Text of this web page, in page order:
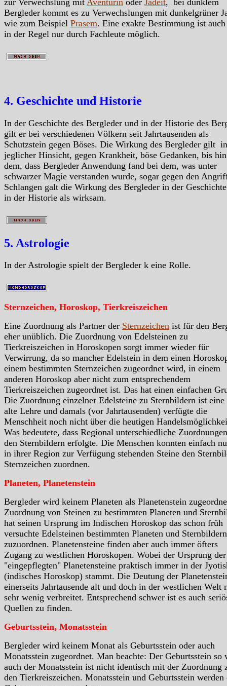
Bergleder kommt es zu Verwechslungen mit dunkelgrüner
wie zum Beispiel Prasem. Eine exakte Bestimmung ist
in der Regel nur durch Fachleute möglich.
4. Geschichte und Historie
In der Geschichte des Bergleder und in der Historie des
gilt er bei verschiedenen Völkern seit Jahrtausenden als
Schutzstein gegen Böses. Die Wirkung des Bergleder gilt in
jeglicher Hinsicht, gegen Krankheit, böse Gedanken, bis
dem, dass Bergleder Anwendung fand bei dem, was unter
schwarzer Magie verstanden wurde, sogar gegen den
Schlangen galt die Wirkung des Bergleder in der
in der Historie als wirksam.
5. Astrologie
In der Astrologie spielt der Bergleder k eine Rolle.
Sternzeichen, Horoskop, Tierkreiszeichen
Eine Zuordnung als Partner der Sternzeichen ist für den
eher unüblich. Die Zuordnung von Edelsteinen zu
Tierkreiszeichen in Horoskopen sorgt immer wieder für
Verwirrung, da so mancher Edelstein in dem einen
einem bestimmten Sternzeichen zugeordnet wird, in einem
anderen Horoskop aber nicht zum entsprechendem
Tierkreiszeichen zugeordnet ist. Das hat einen einfachen
Die Zuordnung einzelner Edelsteine zu Sternbildern ist eine
alte Lehre und damals (vor Jahrtausenden) verfügte die
Menschheit noch nicht über die heutigen
Was bedeutete, dass Regional unterschiedliche
den Sternbildern erfolgte. Die Menschen konnten einfach
in ihrer Region zur Verfügung stehenden Steine den
Sternzeichen zuordnen.
Planeten, Planetenstein
Bergleder wird keinem Planeten als Planetenstein
Zuordnung von Steinen zu bestimmten Planeten und
hat seinen Ursprung im Indischen Horoskop das schon früh
versuchte Edelsteinen bestimmten Planeten und Sternbildern
zuzuordnen. Planetensteine finden aber auch immer öfters
Zugang zu westlichen Horoskopen. Wobei der Ursprung der
"eingepflegten" Planetensteine praktisch immer in der
(indisches Horoskop) stammt. Die Deutung der
einerseits Jahrtausende alt und doch in der westlichen Welt
sehr wenig verbreitet. Entsprechend schwer ist es auch
Quellen zu finden.
Geburtsstein, Monatsstein
Bergleder wird keinem Monat als Geburtsstein oder auch
Monatsstein zugeordnet. Man beachte: Der Geburtsstein so
auch der Monatsstein ist nicht identisch mit der Zuordnung
den Tierkreiszeichen. Monatsstein und Geburtsstein werden